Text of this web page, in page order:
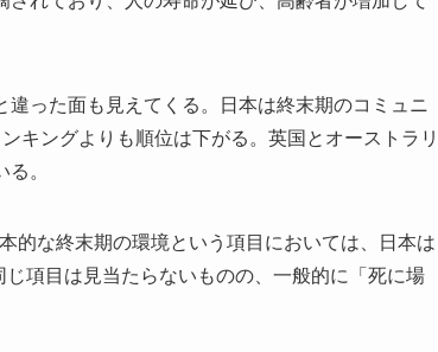
った面も見えてくる。日本は終末期のコミュニ
キングよりも順位は下がる。英国とオーストラリ
。
な終末期の環境という項目においては、日本は
項目は見当たらないものの、一般的に「死に場